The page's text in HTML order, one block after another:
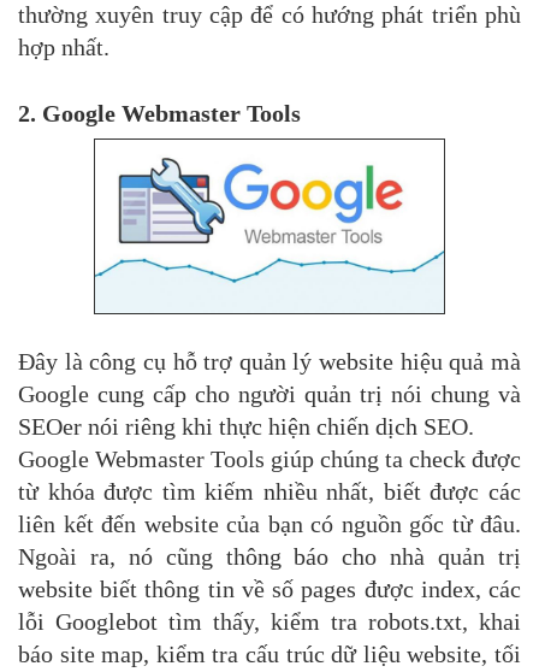
thường xuyên truy cập để có hướng phát triển phù
hợp nhất.
2. Google Webmaster Tools
Đây là công cụ hỗ trợ quản lý website hiệu quả mà
Google cung cấp cho người quản trị nói chung và
SEOer nói riêng khi thực hiện chiến dịch SEO.
Google Webmaster Tools giúp chúng ta check được
từ khóa được tìm kiếm nhiều nhất, biết được các
liên kết đến website của bạn có nguồn gốc từ đâu.
Ngoài ra, nó cũng thông báo cho nhà quản trị
website biết thông tin về số pages được index, các
lỗi Googlebot tìm thấy, kiểm tra robots.txt, khai
báo site map, kiểm tra cấu trúc dữ liệu website, tối